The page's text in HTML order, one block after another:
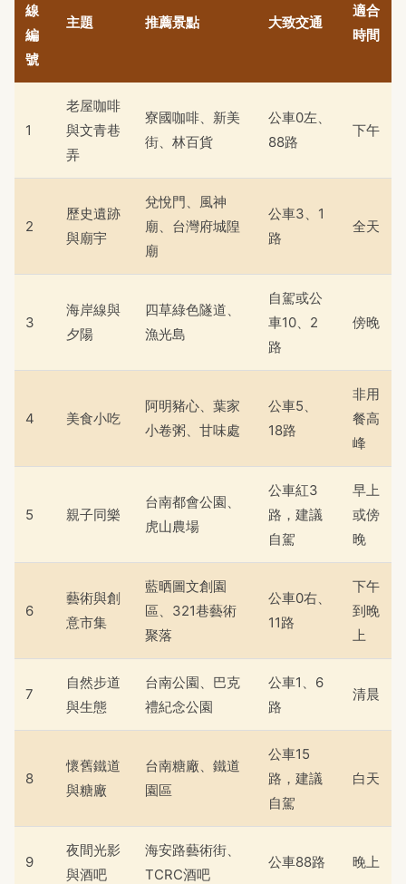
線
編
號
主題 推薦景點 大致交通
適合
時間
1
老屋咖啡
與文青巷
弄
寮國咖啡、新美
街、林百貨
公車0左、
88路
下午
2
歷史遺跡
與廟宇
兌悅門、風神
廟、台灣府城隍
廟
公車3、1
路
全天
3
海岸線與
夕陽
四草綠色隧道、
漁光島
自駕或公
車10、2
路
傍晚
4 美食小吃
阿明豬心、葉家
小卷粥、甘味處
公車5、
18路
非用
餐高
峰
5 親子同樂
台南都會公園、
虎山農場
公車紅3
路，建議
自駕
早上
或傍
晚
6
藝術與創
意市集
藍晒圖文創園
區、321巷藝術
聚落
公車0右、
11路
下午
到晚
上
7
自然步道
與生態
台南公園、巴克
禮紀念公園
公車1、6
路
清晨
8
懷舊鐵道
與糖廠
台南糖廠、鐵道
園區
公車15
路，建議
自駕
白天
9
夜間光影
與酒吧
海安路藝術街、
TCRC酒吧
公車88路 晚上